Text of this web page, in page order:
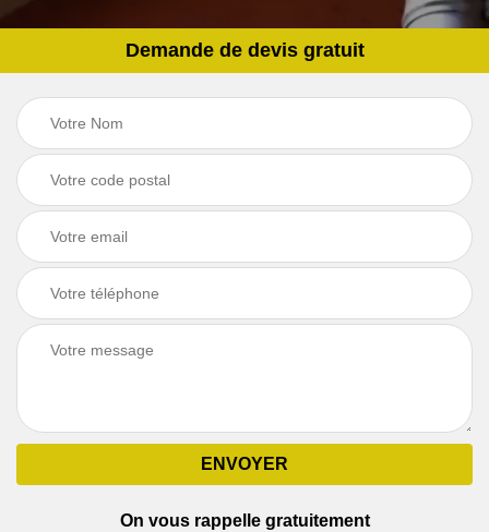
Demande de devis gratuit
On vous rappelle gratuitement